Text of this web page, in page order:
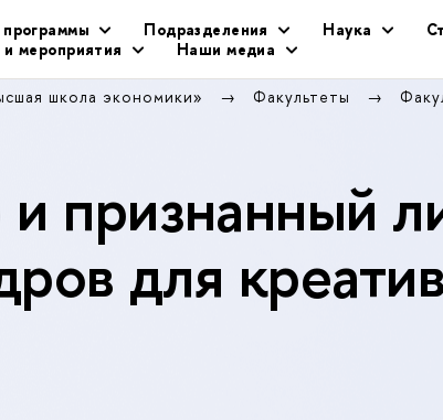
Подразделения Наука
мероприятия Наши медиа
школа экономики» Факультеты
признанный
для